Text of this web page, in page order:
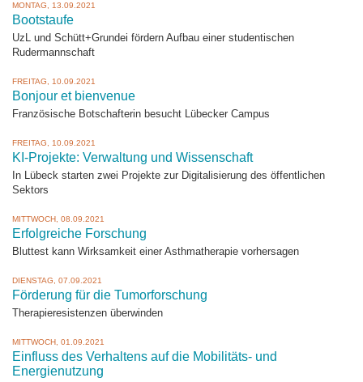
MONTAG, 13.09.2021
Bootstaufe
UzL und Schütt+Grundei fördern Aufbau einer studentischen
Rudermannschaft
FREITAG, 10.09.2021
Bonjour et bienvenue
Französische Botschafterin besucht Lübecker Campus
FREITAG, 10.09.2021
KI-Projekte: Verwaltung und Wissenschaft
In Lübeck starten zwei Projekte zur Digitalisierung des öffentlichen
Sektors
MITTWOCH, 08.09.2021
Erfolgreiche Forschung
Bluttest kann Wirksamkeit einer Asthmatherapie vorhersagen
DIENSTAG, 07.09.2021
Förderung für die Tumorforschung
Therapieresistenzen überwinden
MITTWOCH, 01.09.2021
Einfluss des Verhaltens auf die Mobilitäts- und
Energienutzung